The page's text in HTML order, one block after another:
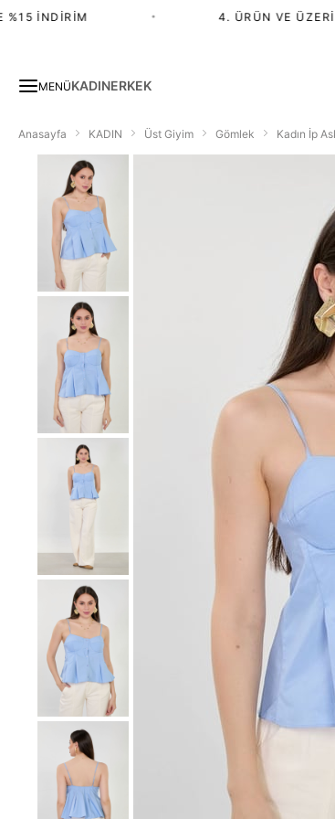
İNDIRIM 4. ÜRÜN VE ÜZERI
MENÜKADINERKEK
Anasayfa KADIN Üst Giyim Gömlek Kadın İp